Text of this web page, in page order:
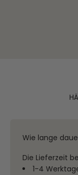
Wie lange
Die Lieferzeit
1-4